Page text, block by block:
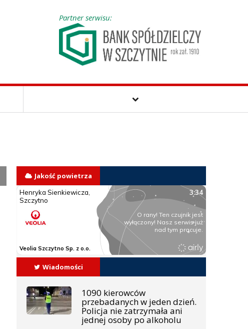
Partner serwisu:
Jakość powietrza
Wiadomości
1090 kierowców
przebadanych w jeden dzień.
Policja nie zatrzymała ani
jednej osoby po alkoholu